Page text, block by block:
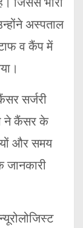
अस्पताल
व कैंप में
सर्जरी
ने कैंसर के
और समय
जानकारी